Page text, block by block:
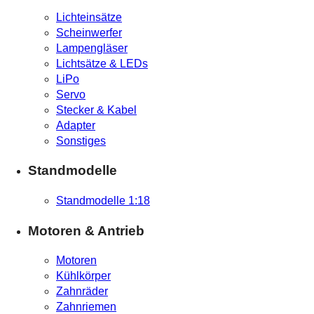
Lichteinsätze
Scheinwerfer
Lampengläser
Lichtsätze & LEDs
LiPo
Servo
Stecker & Kabel
Adapter
Sonstiges
Standmodelle
Standmodelle 1:18
Motoren & Antrieb
Motoren
Kühlkörper
Zahnräder
Zahnriemen